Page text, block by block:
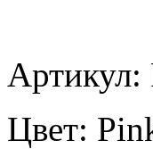
Артикул:
Цвет: